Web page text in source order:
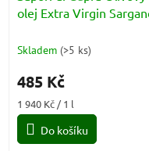
olej Extra Virgin
Skladem (>5 ks)
485 Kč
Měrná
cena:
1 940 Kč / 1 l
Do košíku